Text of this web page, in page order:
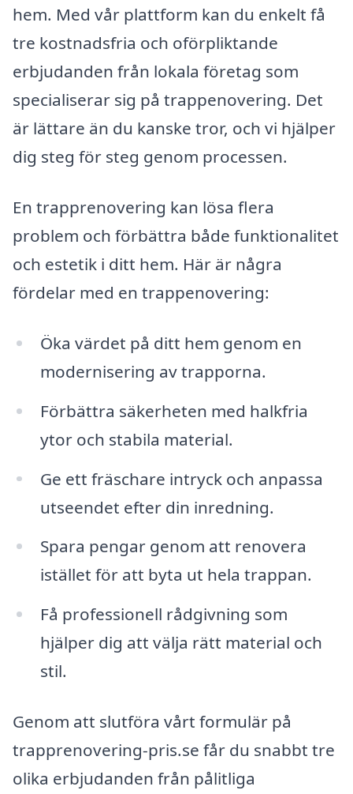
hem. Med vår plattform kan du enkelt få
tre kostnadsfria och oförpliktande
erbjudanden från lokala företag som
specialiserar sig på trappenovering. Det
är lättare än du kanske tror, och vi hjälper
dig steg för steg genom processen.
En trapprenovering kan lösa flera
problem och förbättra både funktionalitet
och estetik i ditt hem. Här är några
fördelar med en trappenovering:
Öka värdet på ditt hem genom en
modernisering av trapporna.
Förbättra säkerheten med halkfria
ytor och stabila material.
Ge ett fräschare intryck och anpassa
utseendet efter din inredning.
Spara pengar genom att renovera
istället för att byta ut hela trappan.
Få professionell rådgivning som
hjälper dig att välja rätt material och
stil.
Genom att slutföra vårt formulär på
trapprenovering-pris.se får du snabbt tre
olika erbjudanden från pålitliga